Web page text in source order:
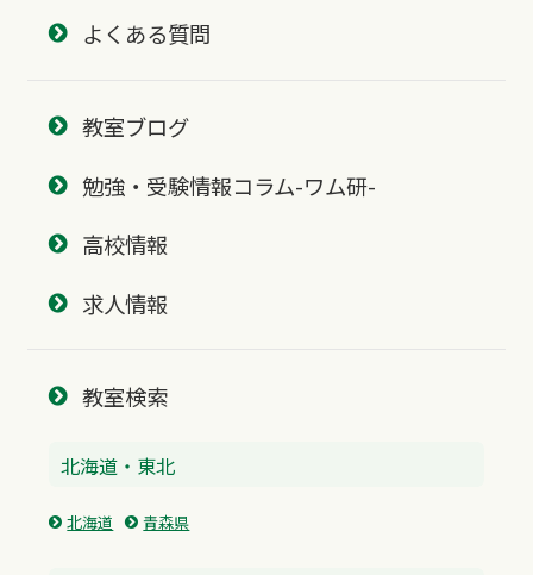
よくある質問
教室ブログ
勉強・受験情報コラム-ワム研-
高校情報
求人情報
教室検索
北海道・東北
北海道 青森県